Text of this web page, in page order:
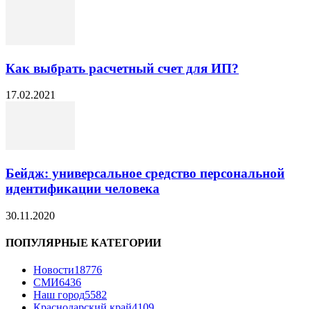
Как выбрать расчетный счет для ИП?
17.02.2021
Бейдж: универсальное средство персональной
идентификации человека
30.11.2020
ПОПУЛЯРНЫЕ КАТЕГОРИИ
Новости18776
СМИ6436
Наш город5582